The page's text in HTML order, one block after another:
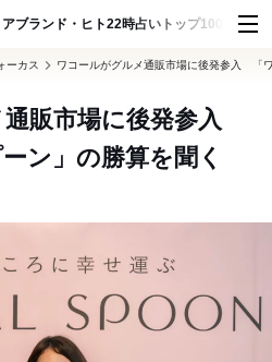
アブランド・ヒト22時占い トップ100 スナッ
ーカス ワコールがグルメ通販市場に後発参入 「
販市場に後発参入
ン」の勝算を聞く